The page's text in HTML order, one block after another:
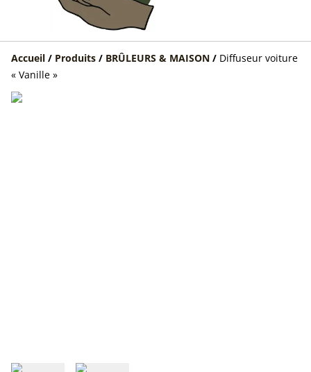
Accueil / Produits / BRÛLEURS & MAISON / Diffuseur voiture
« Vanille »